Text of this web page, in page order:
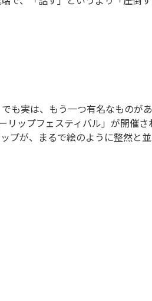
も実は、もう一つ有名なものが
リップフェスティバル」が開催さ
プが、まるで絵のように整然と